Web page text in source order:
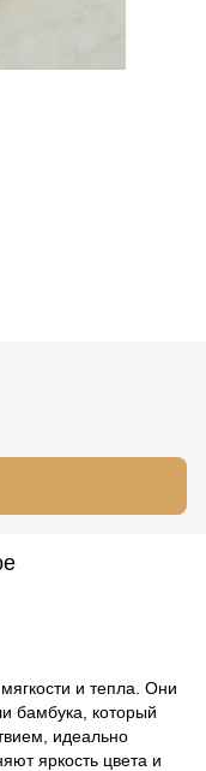
и тепла. Они
бамбука, который
идеально
яркость цвета и